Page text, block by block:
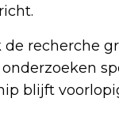
de recherche
blijft